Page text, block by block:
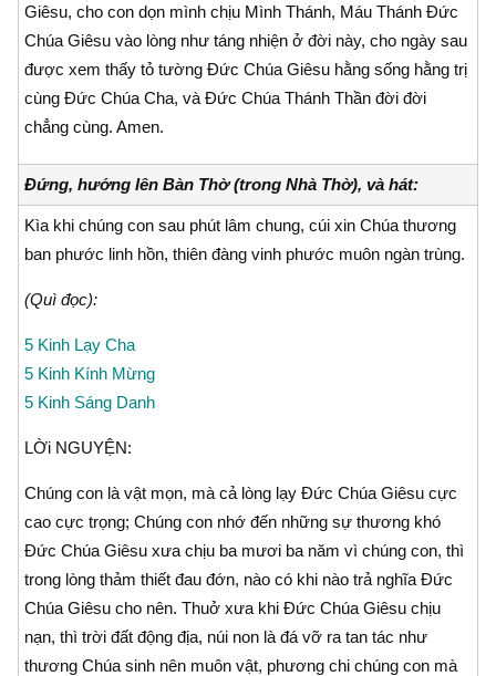
Giêsu, cho con dọn mình chịu Mình Thánh, Máu Thánh Ðức
Chúa Giêsu vào lòng như táng nhiện ở đời này, cho ngày sau
được xem thấy tỏ tường Ðức Chúa Giêsu hằng sống hằng trị
cùng Ðức Chúa Cha, và Ðức Chúa Thánh Thần đời đời
chẳng cùng. Amen.
Đứng, hướng lên Bàn Thờ (trong Nhà Thờ), và hát:
Kìa khi chúng con sau phút lâm chung, cúi xin Chúa thương
ban phước linh hồn, thiên đàng vinh phước muôn ngàn trùng.
(Quì đọc):
5 Kinh Lạy Cha
5 Kinh Kính Mừng
5 Kinh Sáng Danh
LỜi NGUYỆN:
Chúng con là vật mọn, mà cả lòng lạy Đức Chúa Giêsu cực
cao cực trọng; Chúng con nhớ đến những sự thương khó
Đức Chúa Giêsu xưa chịu ba mươi ba năm vì chúng con, thì
trong lòng thảm thiết đau đớn, nào có khi nào trả nghĩa Đức
Chúa Giêsu cho nên. Thuở xưa khi Đức Chúa Giêsu chịu
nạn, thì trời đất động địa, núi non là đá vỡ ra tan tác như
thương Chúa sinh nên muôn vật, phương chi chúng con mà